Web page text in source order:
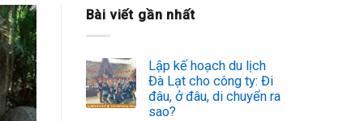
Bài viết gần nhất
Lập kế hoạch du lịch
Đà Lạt cho công ty: Đi
đâu, ở đâu, di chuyển ra
sao?